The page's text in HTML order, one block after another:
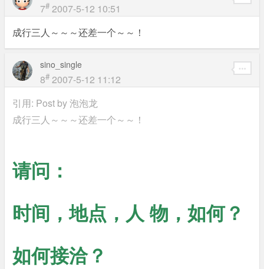
7# 2007-5-12 10:51
成行三人～～～还差一个～～！
sino_single
8# 2007-5-12 11:12
引用: Post by泡泡龙
成行三人～～～还差一个～～！
请问：
时间，地点，人 物，如何？
如何接洽？